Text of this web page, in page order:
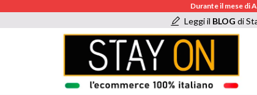
Durante il mese di
Leggi il BLOGdi